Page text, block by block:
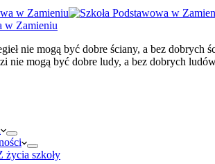
w Zamieniu
nie mogą być dobre ściany, a bez dobrych
nie mogą być dobre ludy, a bez dobrych
życia szkoły